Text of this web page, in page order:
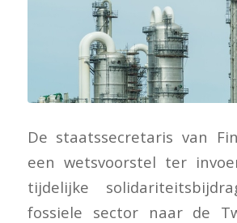
De staatssecretaris van
een wetsvoorstel ter
tijdelijke
fossiele sector naar de